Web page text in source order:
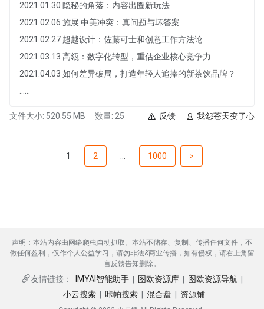
2021.01.30 隐秘的角落：内容出圈新玩法
2021.02.06 施展 中美冲突：真问题与坏答案
2021.02.27 超越设计：佐藤可士和创意工作方法论
2021.03.13 高瓴：数字化转型，重估企业核心竞争力
2021.04.03 如何差异破局，打造年轻人追捧的新茶饮品牌？
文件大小: 520.55 MB 数量: 25 我怨苍天变了心
反馈
1 2 1000 >
声明：本站内容由网络爬虫自动抓取。本站不储存、复制、传播任何文件，不
做任何盈利，仅作个人公益学习，请勿非法&商业传播，如有侵权，请右上角留
言反馈告知删除。
友情链接： IMYAI智能助手 | 图欧资源库 | 图欧资源导航 |
小云搜索
咔帕搜索 混合盘 资源铺